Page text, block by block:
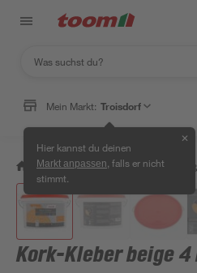
Mein Markt: Troisdorf
Hier kannst du deinen
Markt anpassen , falls er nicht
stimmt.
✕
/ Wohnen & Haushalt / Tapeten
Kork-Kleber beige 4